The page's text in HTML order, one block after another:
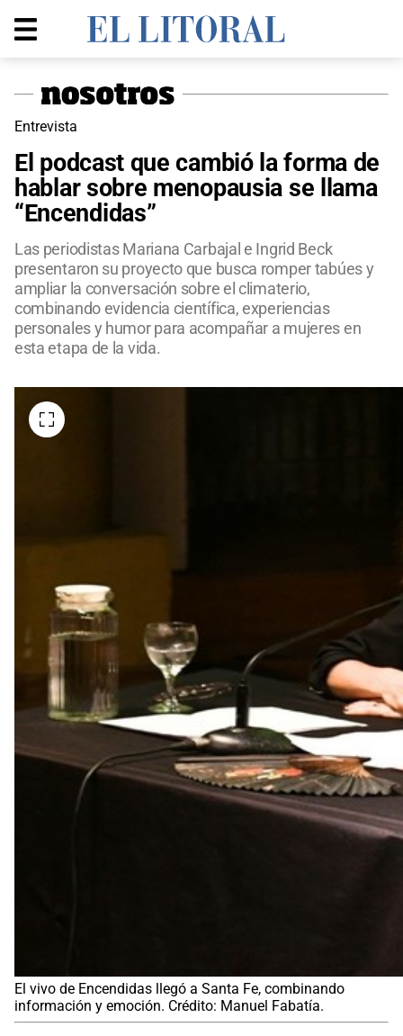
Entrevista
El podcast que cambió la forma de
hablar sobre menopausia se llama
“Encendidas”
Las periodistas Mariana Carbajal e Ingrid Beck
presentaron su proyecto que busca romper tabúes y
ampliar la conversación sobre el climaterio,
combinando evidencia científica, experiencias
personales y humor para acompañar a mujeres en
esta etapa de la vida.
El vivo de Encendidas llegó a Santa Fe, combinando
información y emoción. Crédito: Manuel Fabatía.